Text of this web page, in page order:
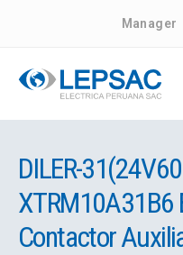
Manager
DILER-
XTRM10A31B6
Contactor